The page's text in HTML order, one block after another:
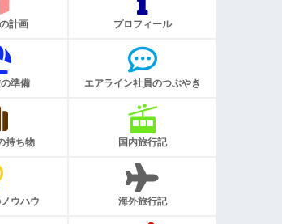
計画 プロフィール
準備 エアライン社員のつぶやき
持ち物 国内旅行記
ウハウ 海外旅行記